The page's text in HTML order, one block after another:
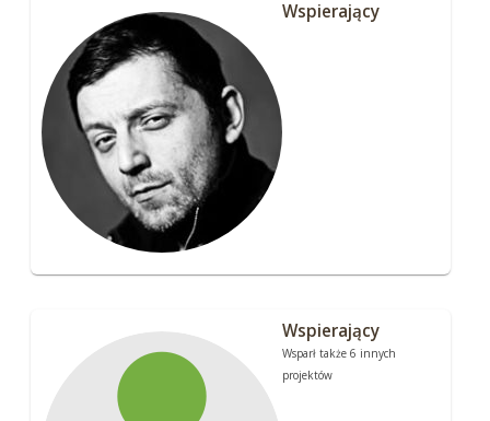
Wspierający
Wspierający
Wsparł także 6 innych
projektów